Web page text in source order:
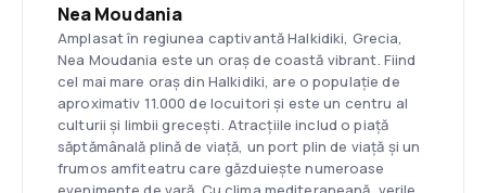
Nea Moudania
Amplasat în regiunea captivantă Halkidiki, Grecia,
Nea Moudania este un oraș de coastă vibrant. Fiind
cel mai mare oraș din Halkidiki, are o populație de
aproximativ 11.000 de locuitori și este un centru al
culturii și limbii grecești. Atracțiile includ o piață
săptămânală plină de viață, un port plin de viață și un
frumos amfiteatru care găzduiește numeroase